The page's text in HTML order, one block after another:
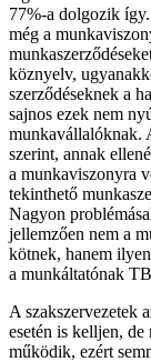
77%-a dolgozik
még a
köznyelv,
szerződéseknek a
sajnos ezek nem
munkavállalóknak.
szerint, annak
a munkaviszonyra
tekinthető
Nagyon
jellemzően nem a
kötnek, hanem
a munkáltatónak
A szakszervezetek
esetén is kelljen,
működik, ezért